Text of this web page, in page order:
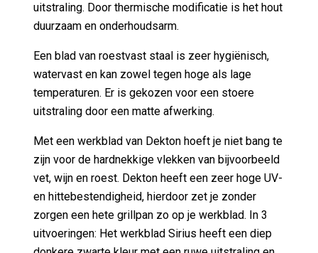
duurzaam en onderhoudsarm.
watervast en kan zowel tegen hoge als lage
temperaturen. Er is gekozen voor een stoere
uitstraling door een matte afwerking.
zijn voor de hardnekkige vlekken van bijvoorbeeld
vet, wijn en roest. Dekton heeft een zeer hoge UV-
en hittebestendigheid, hierdoor zet je zonder
zorgen een hete grillpan zo op je werkblad. In 3
uitvoeringen: Het werkblad Sirius heeft een diep
donkere zwarte kleur met een ruwe uitstraling en